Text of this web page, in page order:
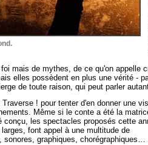
mais de mythes, de ce qu'on
elles possèdent en plus une vérité -
de toute raison, qui peut parler
! pour tenter d'en donner une
Même si le conte a été la
conçu, les spectacles proposés cette
font appel à une multitude de
graphiques, chorégraphiques…